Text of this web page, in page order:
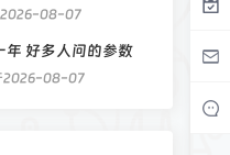
2026-08-07
好多人问的参数
2026-08-07